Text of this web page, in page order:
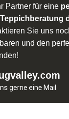
Partner für eine
Sie uns
und den
gerne eine Mail